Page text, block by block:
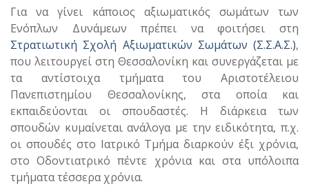
Για να γίνει κάποιος αξιωματικός σωμάτων των
Ενόπλων Δυνάμεων πρέπει να φοιτήσει στη
Στρατιωτική Σχολή Αξιωματικών Σωμάτων (Σ.Σ.Α.Σ.),
που λειτουργεί στη Θεσσαλονίκη και συνεργάζεται με
τα αντίστοιχα τμήματα του Αριστοτέλειου
Πανεπιστημίου Θεσσαλονίκης, στα οποία και
εκπαιδεύονται οι σπουδαστές. Η διάρκεια των
σπουδών κυμαίνεται ανάλογα με την ειδικότητα, π.χ.
οι σπουδές στο Ιατρικό Τμήμα διαρκούν έξι χρόνια,
στο Οδοντιατρικό πέντε χρόνια και στα υπόλοιπα
τμήματα τέσσερα χρόνια.